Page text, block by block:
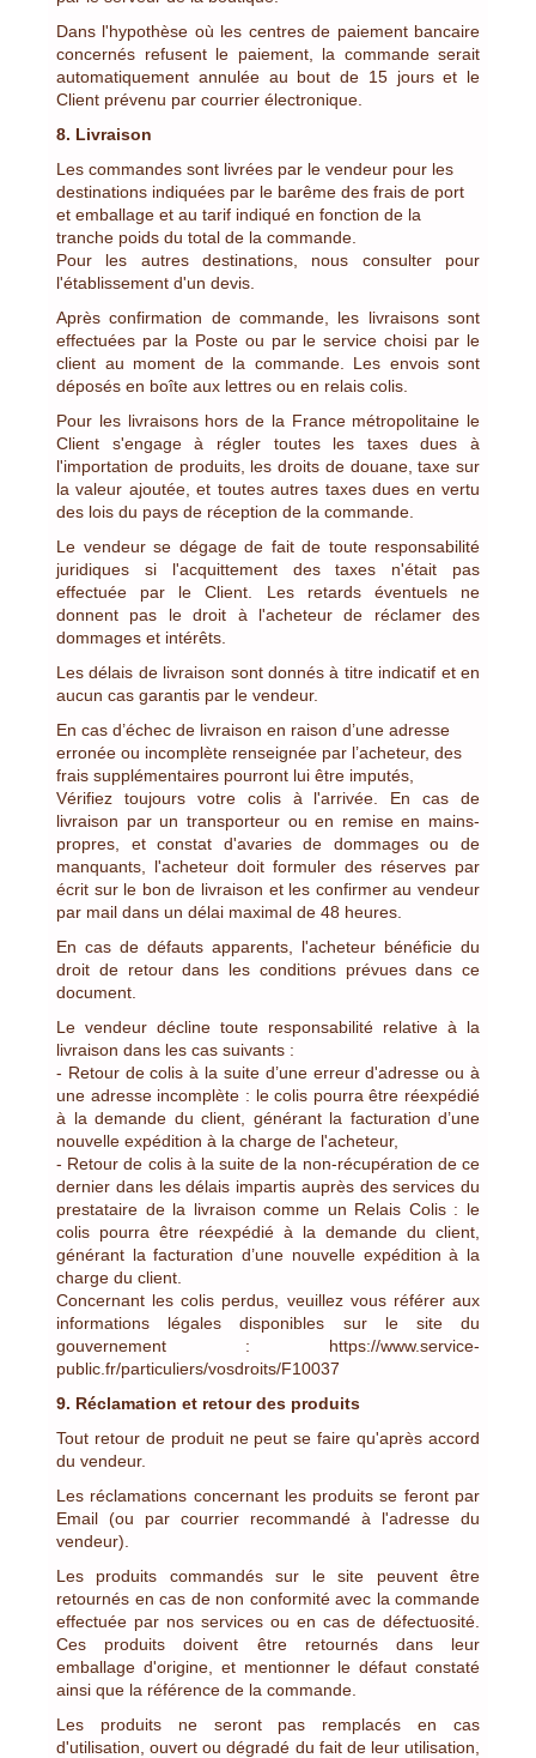
Dans l'hypothèse où les centres de paiement bancaire
concernés refusent le paiement, la commande serait
automatiquement annulée au bout de 15 jours et le
Client prévenu par courrier électronique.
8. Livraison
Les commandes sont livrées par le vendeur pour les
destinations indiquées par le barême des frais de port
et emballage et au tarif indiqué en fonction de la
tranche poids du total de la commande.
Pour les autres destinations, nous consulter pour
l'établissement d'un devis.
Après confirmation de commande, les livraisons sont
effectuées par la Poste ou par le service choisi par le
client au moment de la commande. Les envois sont
déposés en boîte aux lettres ou en relais colis.
Pour les livraisons hors de la France métropolitaine le
Client s'engage à régler toutes les taxes dues à
l'importation de produits, les droits de douane, taxe sur
la valeur ajoutée, et toutes autres taxes dues en vertu
des lois du pays de réception de la commande.
Le vendeur se dégage de fait de toute responsabilité
juridiques si l'acquittement des taxes n'était pas
effectuée par le Client. Les retards éventuels ne
donnent pas le droit à l'acheteur de réclamer des
dommages et intérêts.
Les délais de livraison sont donnés à titre indicatif et en
aucun cas garantis par le vendeur.
En cas d’échec de livraison en raison d’une adresse
erronée ou incomplète renseignée par l’acheteur, des
frais supplémentaires pourront lui être imputés,
Vérifiez toujours votre colis à l'arrivée. En cas de
livraison par un transporteur ou en remise en mains-
propres, et constat d'avaries de dommages ou de
manquants, l'acheteur doit formuler des réserves par
écrit sur le bon de livraison et les confirmer au vendeur
par mail dans un délai maximal de 48 heures.
En cas de défauts apparents, l'acheteur bénéficie du
droit de retour dans les conditions prévues dans ce
document.
Le vendeur décline toute responsabilité relative à la
livraison dans les cas suivants :
- Retour de colis à la suite d’une erreur d'adresse ou à
une adresse incomplète : le colis pourra être réexpédié
à la demande du client, générant la facturation d’une
nouvelle expédition à la charge de l'acheteur,
- Retour de colis à la suite de la non-récupération de ce
dernier dans les délais impartis auprès des services du
prestataire de la livraison comme un Relais Colis : le
colis pourra être réexpédié à la demande du client,
générant la facturation d’une nouvelle expédition à la
charge du client.
Concernant les colis perdus, veuillez vous référer aux
informations légales disponibles sur le site du
gouvernement : https://www.service-
public.fr/particuliers/vosdroits/F10037
9. Réclamation et retour des produits
Tout retour de produit ne peut se faire qu'après accord
du vendeur.
Les réclamations concernant les produits se feront par
Email (ou par courrier recommandé à l'adresse du
vendeur).
Les produits commandés sur le site peuvent être
retournés en cas de non conformité avec la commande
effectuée par nos services ou en cas de défectuosité.
Ces produits doivent être retournés dans leur
emballage d'origine, et mentionner le défaut constaté
ainsi que la référence de la commande.
Les produits ne seront pas remplacés en cas
d'utilisation, ouvert ou dégradé du fait de leur utilisation,